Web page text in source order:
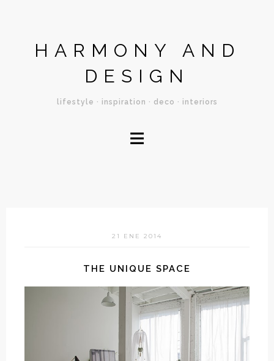
HARMONY AND
DESIGN
lifestyle · inspiration · deco · interiors
≡
21 ENE 2014
THE UNIQUE SPACE